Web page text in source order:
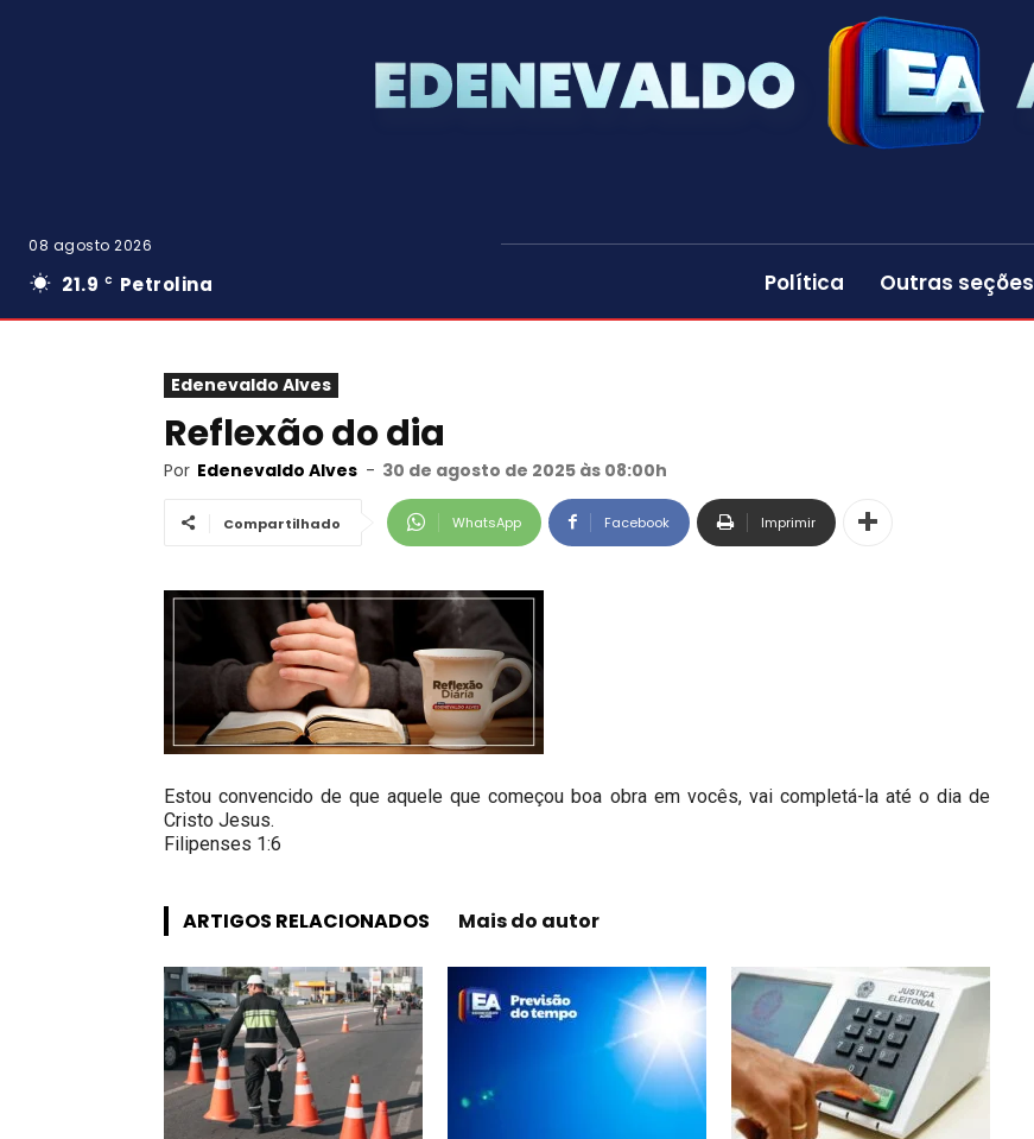
08 agosto 2026
21.9 C Petrolina Política Outras seções
Edenevaldo Alves
Reflexão do dia
Por Edenevaldo Alves - 30 de agosto de 2025 às 08:00h
Compartilhado WhatsApp Facebook Imprimir
Estou convencido de que aquele que começou boa obra em vocês, vai completá-la até o dia de
Cristo Jesus.
Filipenses 1:6
ARTIGOS RELACIONADOS Mais do autor